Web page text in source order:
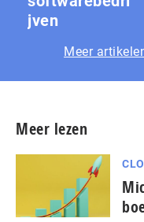
jven
Meer
Meer lezen